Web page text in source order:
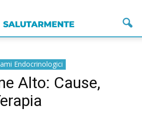
Endocrinologici
Alto: Cause,